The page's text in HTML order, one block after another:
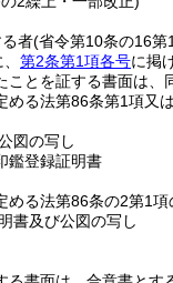
者(省令第10条の16第
第2条第1項各号に掲
とを証する書面は、
る法第86条第1項
図の写し
鑑登録証明書
る法第86条の2第1
書及び公図の写し